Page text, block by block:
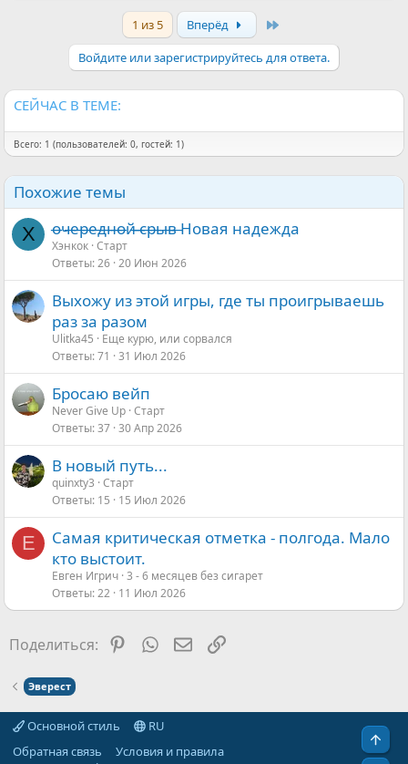
1 из 5 Вперёд
Войдите или зарегистрируйтесь для ответа.
СЕЙЧАС В ТЕМЕ:
Всего: 1 (пользователей: 0, гостей: 1)
Похожие темы
Х о̶ч̶е̶р̶е̶д̶н̶о̶й̶ ̶̶с̶р̶ы̶в̶ Новая надежда
Хэнкок Старт
Ответы 26 20 Июн 2026
Выхожу из этой игры, где ты проигрываешь
раз за разом
Ulitka45
Еще курю, или сорвался
Ответы 71 31 Июл 2026
Бросаю вейп
Never Give Up Старт
Ответы 37 30 Апр 2026
В новый путь...
quinxty3 Старт
Ответы 15 15 Июл 2026
Е
Самая критическая отметка - полгода. Мало
кто выстоит.
Евген Игрич 3 - 6 месяцев без сигарет
Ответы 22 11 Июл 2026
Поделиться: Pinterest
WhatsAppЭлектронная почта
Ссылка
Эверест
Основной стиль
RU
Обратная связь
Условия и правила